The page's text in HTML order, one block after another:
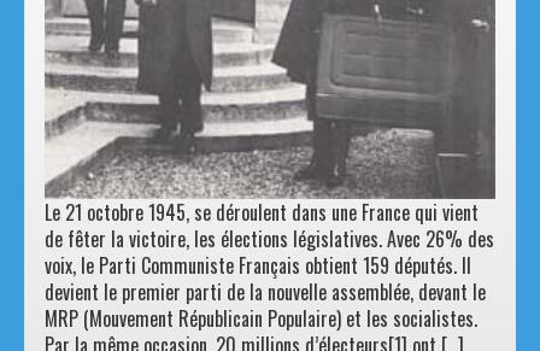
Le 21 octobre 1945, se déroulent dans une France qui vient
de fêter la victoire, les élections législatives. Avec 26% des
voix, le Parti Communiste Français obtient 159 députés. Il